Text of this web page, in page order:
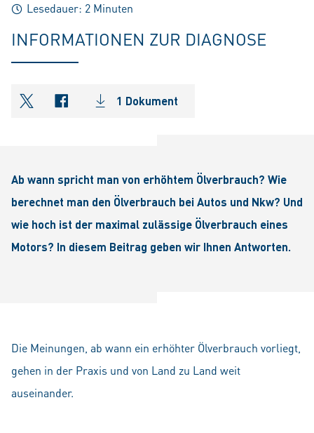
Lesedauer: 2 Minuten
INFORMATIONEN ZUR DIAGNOSE
shareOntwitter
shareOnfacebook
1 Dokument
Ab wann spricht man von erhöhtem Ölverbrauch? Wie
berechnet man den Ölverbrauch bei Autos und Nkw? Und
wie hoch ist der maximal zulässige Ölverbrauch eines
Motors? In diesem Beitrag geben wir Ihnen Antworten.
Die Meinungen, ab wann ein erhöhter Ölverbrauch vorliegt,
gehen in der Praxis und von Land zu Land weit
auseinander.